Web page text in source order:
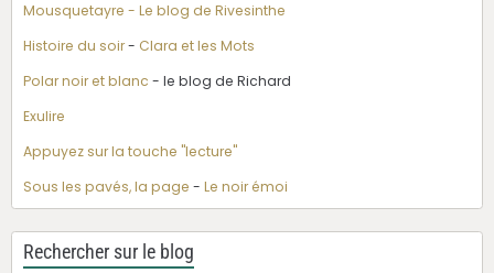
Mousquetayre - Le blog de Rivesinthe
Histoire du soir- Clara et les Mots
Polar noir et blanc - le blog de Richard
Exulire
Appuyez sur la touche "lecture"
Sous les pavés, la page - Le noir émoi
Rechercher sur le blog